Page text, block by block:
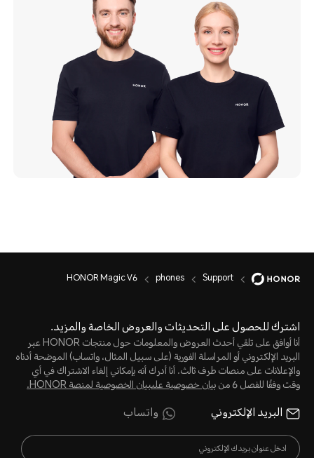
Support
phones
HONOR Magic V6
اشترك للحصول على التحديثات والعروض الخاصة والمزيد.
أنا أوافق على تلقي أحدث العروض والمعلومات حول منتجات HONOR عبر
البريد الإلكتروني أو المراسلة الفورية (على سبيل المثال، واتساب) الموضحة أدناه
والإعلانات على منصات طرف ثالث. أنا أدرك أنه بإمكاني إلغاء الاشتراك في أي
وقت وفقًا للفصل 6 من
بيان خصوصية علىبيان الخصوصية لمنصة HONOR‬.
البريد الإلكتروني واتساب